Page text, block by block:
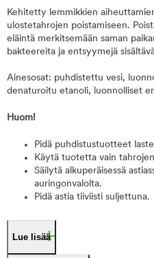
Kehitetty lemmikkien
ulostetahrojen poistamiseen.
eläintä merkitsemään saman
bakteereita ja entsyymejä
Ainesosat: puhdistettu vesi,
denaturoitu etanoli, luonnolliset
Huom!
Pidä puhdistustuotteet
Käytä tuotetta vain
Säilytä alkuperäisessä
auringonvalolta.
Pidä astia tiiviisti suljettuna.
Lue lisää